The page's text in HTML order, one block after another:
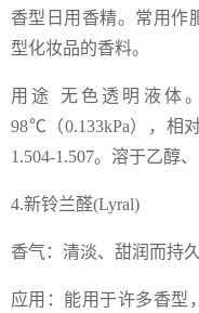
香型日用香精。常用作
型化妆品的香料。
用途 无色透明液体
98℃（0.133kPa），相
1.504-1.507。溶于乙醇
4.新铃兰醛(Lyral)
香气：清淡、甜润而持
应用：能用于许多香型